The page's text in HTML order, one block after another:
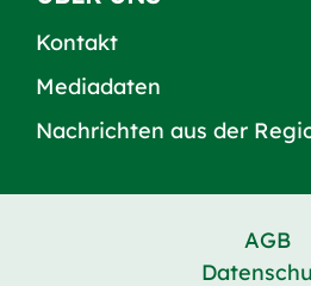
Kontakt
Mediadaten
Nachrichten aus der
AGB